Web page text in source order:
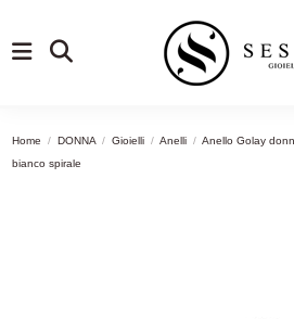
Home DONNA Gioielli Anelli
Anello Golay
bianco spirale